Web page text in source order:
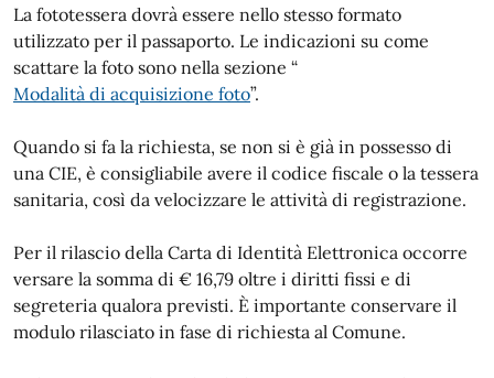
La fototessera dovrà essere nello stesso formato
utilizzato per il passaporto. Le indicazioni su come
scattare la foto sono nella sezione “
Modalità di acquisizione foto”.
Quando si fa la richiesta, se non si è già in possesso di
una CIE, è consigliabile avere il codice fiscale o la tessera
sanitaria, così da velocizzare le attività di registrazione.
Per il rilascio della Carta di Identità Elettronica occorre
versare la somma di € 16,79 oltre i diritti fissi e di
segreteria qualora previsti. È importante conservare il
modulo rilasciato in fase di richiesta al Comune.